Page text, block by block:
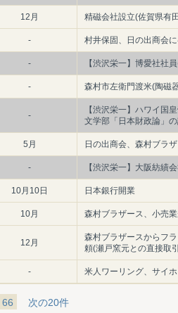
12月 精磁会社設立(佐賀県有
- 村井保固、日の出商会
- 【渋沢栄一】博愛社社
- 森村市左衛門渡米(陶磁
-
【渋沢栄一】ハワイ国
文学部「日本財政論」
5月 日の出商会、森村ブラ
- 【渋沢栄一】大阪紡績
10月10日 日本銀行開業
10月 森村ブラザース、小売
12月
森村ブラザースからフ
頼(瀬戸窯元との直接取
- 米人ワーリング、サイ
66 次の20件